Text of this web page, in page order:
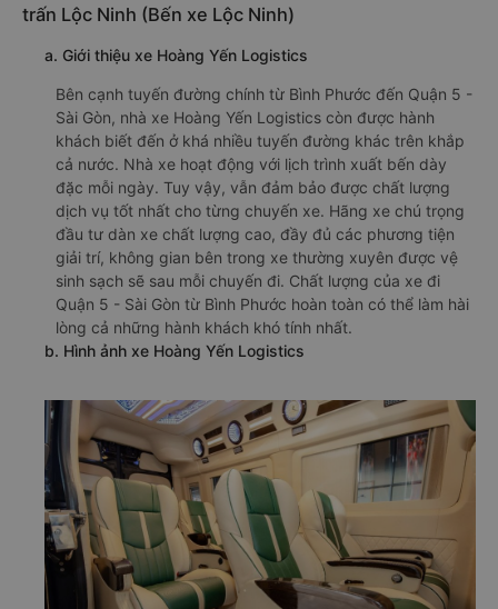
trấn Lộc Ninh (Bến xe Lộc Ninh)
a. Giới thiệu xe Hoàng Yến Logistics
Bên cạnh tuyến đường chính từ Bình Phước đến Quận 5 -
Sài Gòn, nhà xe Hoàng Yến Logistics còn được hành
khách biết đến ở khá nhiều tuyến đường khác trên khắp
cả nước. Nhà xe hoạt động với lịch trình xuất bến dày
đặc mỗi ngày. Tuy vậy, vẫn đảm bảo được chất lượng
dịch vụ tốt nhất cho từng chuyến xe. Hãng xe chú trọng
đầu tư dàn xe chất lượng cao, đầy đủ các phương tiện
giải trí, không gian bên trong xe thường xuyên được vệ
sinh sạch sẽ sau mỗi chuyến đi. Chất lượng của xe đi
Quận 5 - Sài Gòn từ Bình Phước hoàn toàn có thể làm hài
lòng cả những hành khách khó tính nhất.
b. Hình ảnh xe Hoàng Yến Logistics